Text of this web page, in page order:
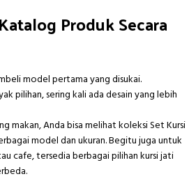
Produk Secara
model pertama yang disukai.
pilihan, sering kali ada desain yang lebih
makan, Anda bisa melihat koleksiSet Kursi
model dan ukuran. Begitu juga untuk
cafe, tersedia berbagai pilihankursi jati